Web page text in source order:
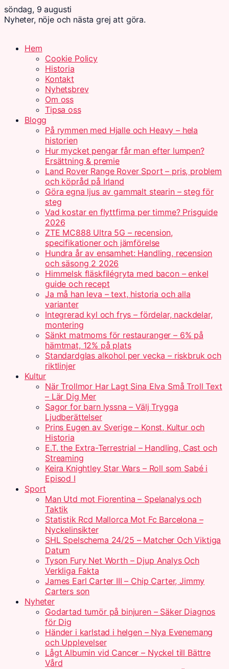
söndag, 9 augusti
Nyheter, nöje och nästa grej att göra.
Hem
Cookie Policy
Historia
Kontakt
Nyhetsbrev
Om oss
Tipsa oss
Blogg
På rymmen med Hjalle och Heavy – hela
historien
Hur mycket pengar får man efter lumpen?
Ersättning & premie
Land Rover Range Rover Sport – pris, problem
och köpråd på Irland
Göra egna ljus av gammalt stearin – steg för
steg
Vad kostar en flyttfirma per timme? Prisguide
2026
ZTE MC888 Ultra 5G – recension,
specifikationer och jämförelse
Hundra år av ensamhet: Handling, recension
och säsong 2 2026
Himmelsk fläskfilégryta med bacon – enkel
guide och recept
Ja må han leva – text, historia och alla
varianter
Integrerad kyl och frys – fördelar, nackdelar,
montering
Sänkt matmoms för restauranger – 6% på
hämtmat, 12% på plats
Standardglas alkohol per vecka – riskbruk och
riktlinjer
Kultur
När Trollmor Har Lagt Sina Elva Små Troll Text
– Lär Dig Mer
Sagor for barn lyssna – Välj Trygga
Ljudberättelser
Prins Eugen av Sverige – Konst, Kultur och
Historia
E.T. the Extra-Terrestrial – Handling, Cast och
Streaming
Keira Knightley Star Wars – Roll som Sabé i
Episod I
Sport
Man Utd mot Fiorentina – Spelanalys och
Taktik
Statistik Rcd Mallorca Mot Fc Barcelona –
Nyckelinsikter
SHL Spelschema 24/25 – Matcher Och Viktiga
Datum
Tyson Fury Net Worth – Djup Analys Och
Verkliga Fakta
James Earl Carter III – Chip Carter, Jimmy
Carters son
Nyheter
Godartad tumör på binjuren – Säker Diagnos
för Dig
Händer i karlstad i helgen – Nya Evenemang
och Upplevelser
Lågt Albumin vid Cancer – Nyckel till Bättre
Vård